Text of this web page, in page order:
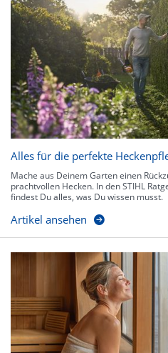
Alles für die perfekte
Mache aus Deinem Garten einen
prachtvollen Hecken. In den STIHL
findest Du alles, was Du wissen musst.
Artikel ansehen